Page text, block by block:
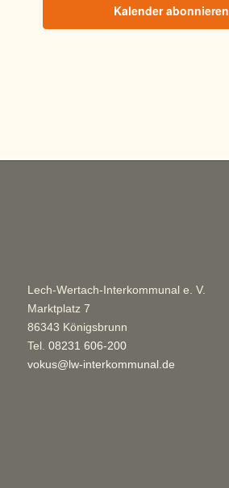
Kalender abonnieren
Lech-Wertach-Interkommunal e. V.
Marktplatz 7
86343 Königsbrunn
Tel. 08231 606-200
vokus@lw-interkommunal.de